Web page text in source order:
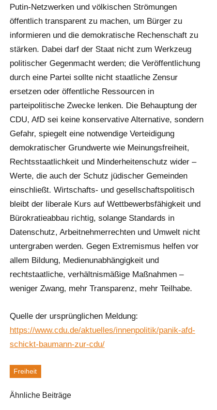
Putin-Netzwerken und völkischen Strömungen
öffentlich transparent zu machen, um Bürger zu
informieren und die demokratische Rechenschaft zu
stärken. Dabei darf der Staat nicht zum Werkzeug
politischer Gegenmacht werden; die Veröffentlichung
durch eine Partei sollte nicht staatliche Zensur
ersetzen oder öffentliche Ressourcen in
parteipolitische Zwecke lenken. Die Behauptung der
CDU, AfD sei keine konservative Alternative, sondern
Gefahr, spiegelt eine notwendige Verteidigung
demokratischer Grundwerte wie Meinungsfreiheit,
Rechtsstaatlichkeit und Minderheitenschutz wider –
Werte, die auch der Schutz jüdischer Gemeinden
einschließt. Wirtschafts- und gesellschaftspolitisch
bleibt der liberale Kurs auf Wettbewerbsfähigkeit und
Bürokratieabbau richtig, solange Standards in
Datenschutz, Arbeitnehmerrechten und Umwelt nicht
untergraben werden. Gegen Extremismus helfen vor
allem Bildung, Medienunabhängigkeit und
rechtstaatliche, verhältnismäßige Maßnahmen –
weniger Zwang, mehr Transparenz, mehr Teilhabe.
Quelle der ursprünglichen Meldung:
https://www.cdu.de/aktuelles/innenpolitik/panik-afd-
schickt-baumann-zur-cdu/
Schlagworte
Freiheit
Ähnliche Beiträge